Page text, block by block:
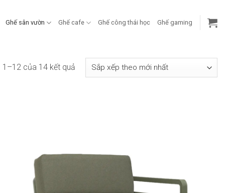
Ghế sân vườn Ghế cafe Ghế công thái học Ghế gaming
1–12 của 14 kết quảĐã
sắp